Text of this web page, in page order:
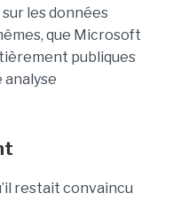
les données
que Microsoft
publiques
analyse
restait convaincu